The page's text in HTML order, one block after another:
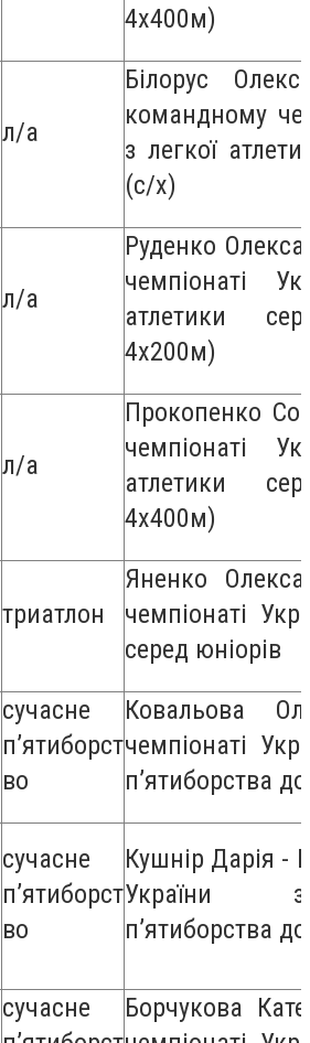
4х400м)
л/а
Білорус
командному
з легкої
(с/х)
л/а
Руденко
чемпіонаті
атлетики
4х200м)
л/а
Прокопенко
чемпіонаті
атлетики
4х400м)
триатлон
Яненко
чемпіонаті
серед юніорів
сучасне
п’ятиборст
во
Ковальова
чемпіонаті
п’ятиборства
сучасне
п’ятиборст
во
Кушнір Дарія -
України
п’ятиборства
сучасне
Борчукова